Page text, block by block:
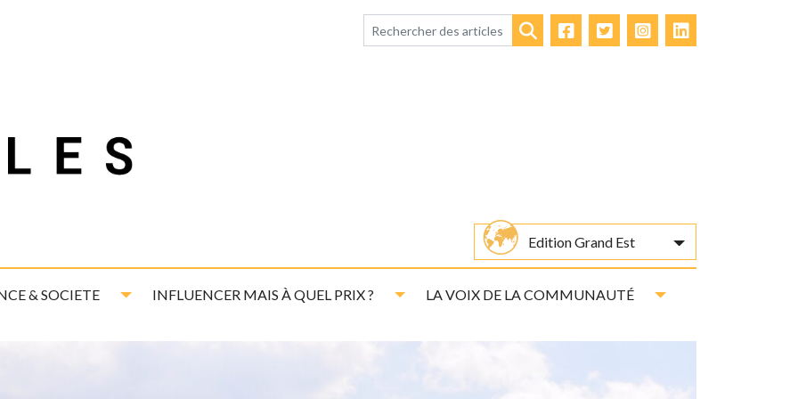
& SOCIETE Toggle Dropdown
INFLUENCER MAIS À QUEL PRIX ? Toggle Dropdown
LA VOIX DE LA COMMUNAUTÉ Toggle Dropdown
FacebookTwitterInstagram
Edition Grand Est